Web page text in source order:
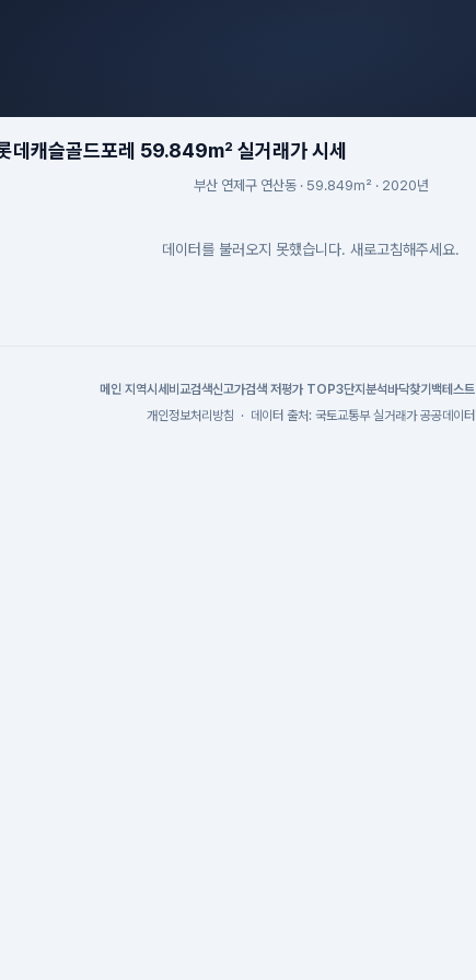
데캐슬골드포레 59.849m² 실거래가 시세
부산 연제구 연산동 · 59.849m² · 2020년
데이터를 불러오지 못했습니다. 새로고침해주세요.
메인 지역시세 비교검색신고가검색 저평가 TOP3단지분석 바닥찾기 백테스트
개인정보처리방침 · 데이터 출처: 국토교통부 실거래가 공공데이터